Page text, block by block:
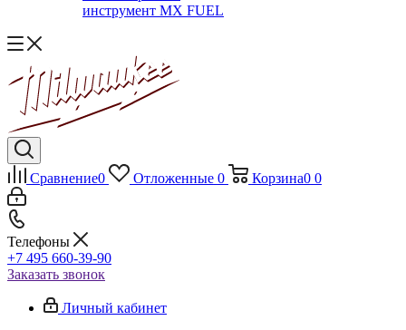
инструмент MX FUEL
Сравнение0 Отложенные 0 Корзина0 0
Телефоны
+7 495 660-39-90
Заказать звонок
Личный кабинет